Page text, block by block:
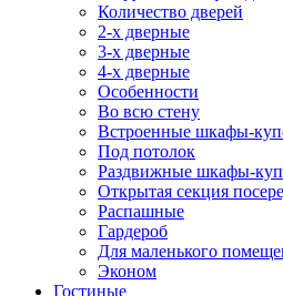
Количество дверей
2-х дверные
3-х дверные
4-х дверные
Особенности
Во всю стену
Встроенные шкафы-
Под потолок
Раздвижные шкафы-
Открытая секция
Распашные
Гардероб
Для маленького
Эконом
Гостиные